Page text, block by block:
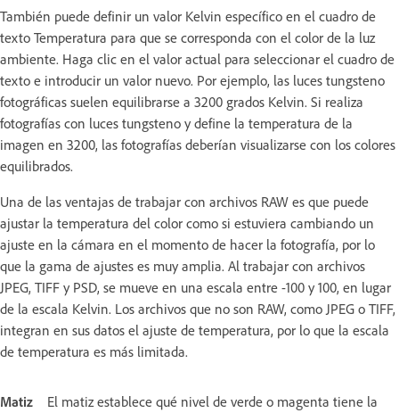
También puede definir un valor Kelvin específico en el cuadro de
texto Temperatura para que se corresponda con el color de la luz
ambiente. Haga clic en el valor actual para seleccionar el cuadro de
texto e introducir un valor nuevo. Por ejemplo, las luces tungsteno
fotográficas suelen equilibrarse a 3200 grados Kelvin. Si realiza
fotografías con luces tungsteno y define la temperatura de la
imagen en 3200, las fotografías deberían visualizarse con los colores
equilibrados.
Una de las ventajas de trabajar con archivos RAW es que puede
ajustar la temperatura del color como si estuviera cambiando un
ajuste en la cámara en el momento de hacer la fotografía, por lo
que la gama de ajustes es muy amplia. Al trabajar con archivos
JPEG, TIFF y PSD, se mueve en una escala entre -100 y 100, en lugar
de la escala Kelvin. Los archivos que no son RAW, como JPEG o TIFF,
integran en sus datos el ajuste de temperatura, por lo que la escala
de temperatura es más limitada.
Matiz
El matiz establece qué nivel de verde o magenta tiene la